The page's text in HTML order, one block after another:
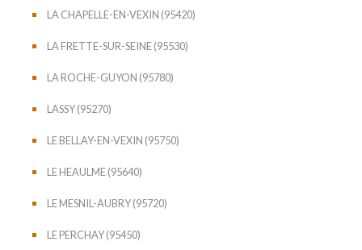
LA CHAPELLE-EN-VEXIN (95420)
LA FRETTE-SUR-SEINE (95530)
LA ROCHE-GUYON (95780)
LASSY (95270)
LE BELLAY-EN-VEXIN (95750)
LE HEAULME (95640)
LE MESNIL-AUBRY (95720)
LE PERCHAY (95450)